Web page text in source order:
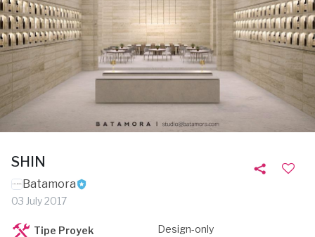
SHIN
Batamora
03 July 2017
Tipe Proyek Design-only